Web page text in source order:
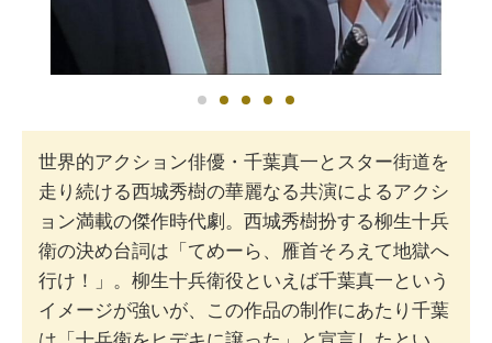
世界的アクション俳優・千葉真一とスター街道を
走り続ける西城秀樹の華麗なる共演によるアクシ
ョン満載の傑作時代劇。西城秀樹扮する柳生十兵
衛の決め台詞は「てめーら、雁首そろえて地獄へ
行け！」。柳生十兵衛役といえば千葉真一という
イメージが強いが、この作品の制作にあたり千葉